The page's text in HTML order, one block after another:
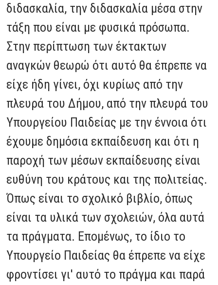
διδασκαλία, την διδασκαλία μέσα στην
τάξη που είναι με φυσικά πρόσωπα.
Στην περίπτωση των έκτακτων
αναγκών θεωρώ ότι αυτό θα έπρεπε να
είχε ήδη γίνει, όχι κυρίως από την
πλευρά του Δήμου, από την πλευρά του
Υπουργείου Παιδείας με την έννοια ότι
έχουμε δημόσια εκπαίδευση και ότι η
παροχή των μέσων εκπαίδευσης είναι
ευθύνη του κράτους και της πολιτείας.
Όπως είναι το σχολικό βιβλίο, όπως
είναι τα υλικά των σχολειών, όλα αυτά
τα πράγματα. Επομένως, το ίδιο το
Υπουργείο Παιδείας θα έπρεπε να είχε
φροντίσει γι' αυτό το πράγμα και παρά